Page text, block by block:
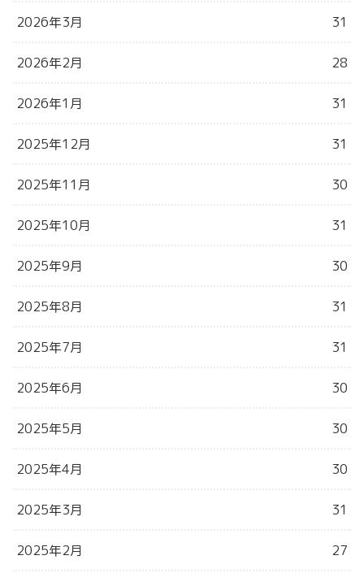
2026年3月 31
2026年2月 28
2026年1月 31
2025年12月 31
2025年11月 30
2025年10月 31
2025年9月 30
2025年8月 31
2025年7月 31
2025年6月 30
2025年5月 30
2025年4月 30
2025年3月 31
2025年2月 27